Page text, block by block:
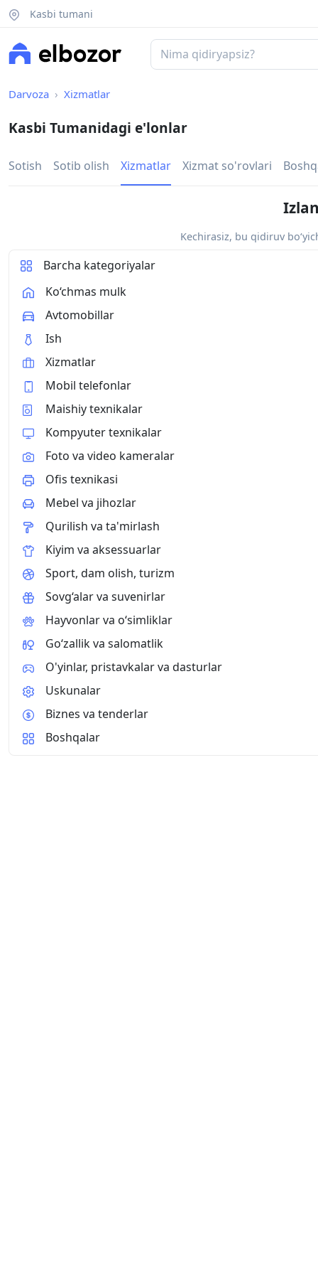
Kasbi tumani
Darvoza Xizmatlar
Kasbi Tumanidagi e'lonlar
Sotish Sotib olish Xizmatlar Xizmat so'rovlari
Kechirasiz, bu qidiruv
Barcha kategoriyalar
Ko‘chmas mulk
Avtomobillar
Ish
Xizmatlar
Mobil telefonlar
Maishiy texnikalar
Kompyuter texnikalar
Foto va video kameralar
Ofis texnikasi
Mebel va jihozlar
Qurilish va ta'mirlash
Kiyim va aksessuarlar
Sport, dam olish, turizm
Sovg‘alar va suvenirlar
Hayvonlar va o‘simliklar
Go‘zallik va salomatlik
O'yinlar, pristavkalar va dasturlar
Uskunalar
Biznes va tenderlar
Boshqalar